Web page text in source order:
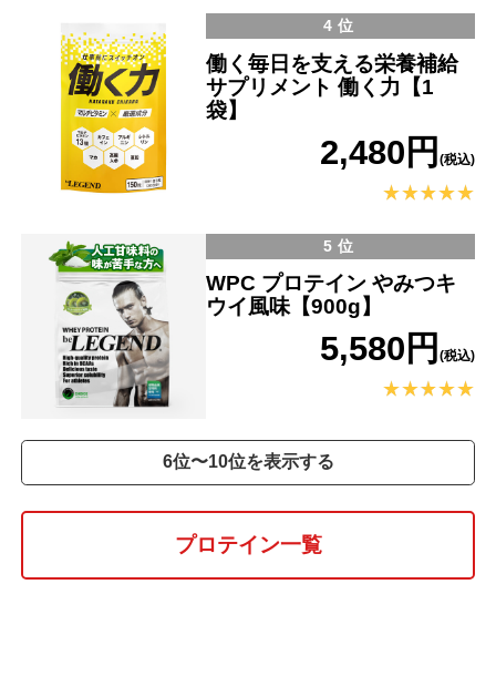
4位
働く毎日を支える栄養補給
サプリメント 働く力【1
袋】
2,480円 (税込)
5位
WPC プロテイン やみつキ
ウイ風味【900g】
5,580円 (税込)
6位〜10位を表示する
プロテイン一覧